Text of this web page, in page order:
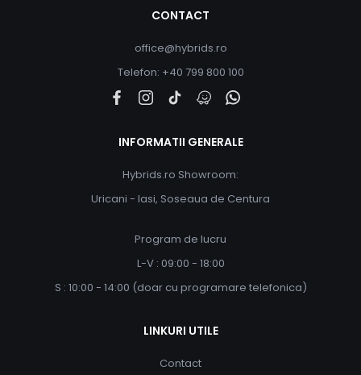
CONTACT
office@hybrids.ro
Telefon: +40 799 800 100
INFORMATII GENERALE
Hybrids.ro Showroom:
Uricani - Iasi, Soseaua de Centura
Program de lucru
L-V : 09:00 - 18:00
S : 10:00 - 14:00 (doar cu programare telefonica)
LINKURI UTILE
Contact